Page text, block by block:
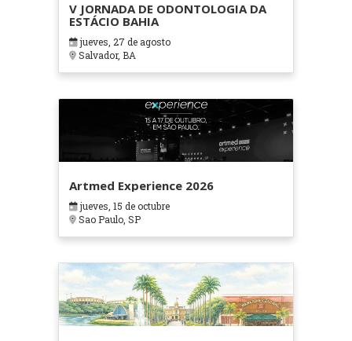
V JORNADA DE ODONTOLOGIA DA
ESTÁCIO BAHIA
jueves, 27 de agosto
Salvador, BA
Artmed Experience 2026
jueves, 15 de octubre
Sao Paulo, SP